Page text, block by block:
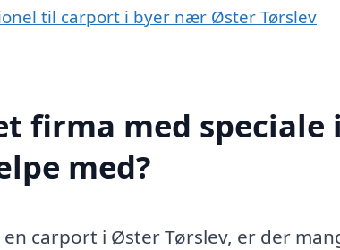
til carport i byer nær Øster Tørslev
firma med
med?
carport i Øster Tørslev, er der